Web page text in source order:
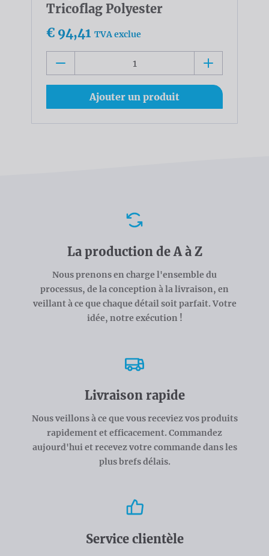
Tricoflag Polyester
€ 94,41 TVA exclue
Ajouter un produit
La production de A à Z
Nous prenons en charge l'ensemble du
processus, de la conception à la livraison, en
veillant à ce que chaque détail soit parfait. Votre
idée, notre exécution !
Livraison rapide
Nous veillons à ce que vous receviez vos produits
rapidement et efficacement. Commandez
aujourd'hui et recevez votre commande dans les
plus brefs délais.
Service clientèle